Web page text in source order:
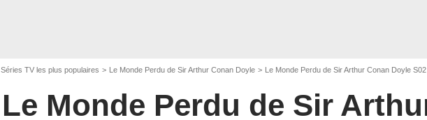
Séries TV les plus populaires Le Monde Perdu de Sir Arthur Conan Doyle Le Monde Perdu de Sir Arthur Conan Doyle S02
Le Monde Perdu de Sir